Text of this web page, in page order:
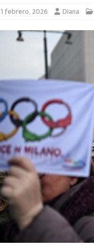
1 febrero, 2026 Diana